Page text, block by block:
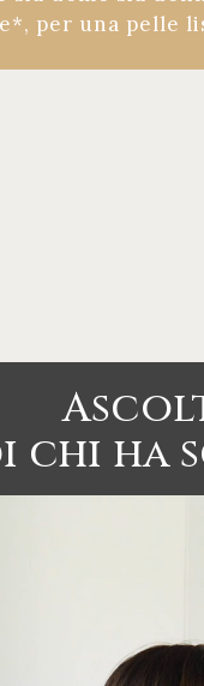
per una pelle
chi ha